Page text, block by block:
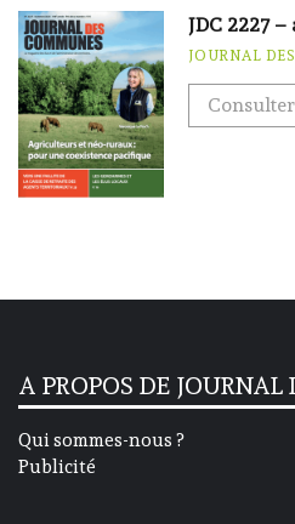
JDC 2227
JOURNAL
A PROPOS DE
Qui sommes-nous ?
Publicité